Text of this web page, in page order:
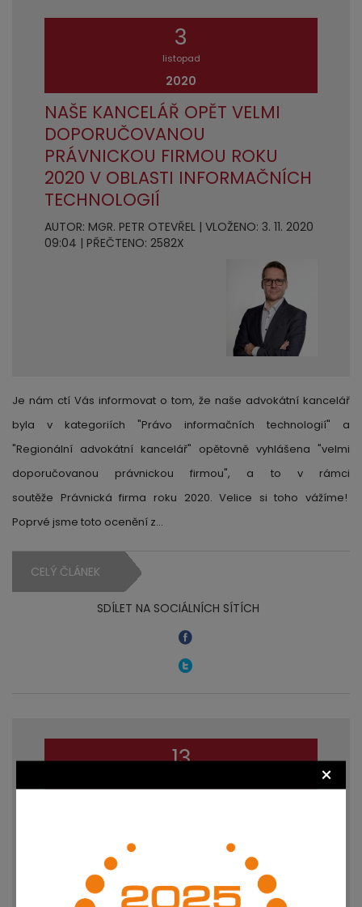
×
3
listopad
2020
NAŠE KANCELÁŘ OPĚT VELMI
DOPORUČOVANOU
PRÁVNICKOU FIRMOU ROKU
2020 V OBLASTI INFORMAČNÍCH
TECHNOLOGIÍ
AUTOR: MGR. PETR OTEVŘEL | VLOŽENO: 3. 11. 2020
09:04 | PŘEČTENO: 2582X
Je nám ctí Vás informovat o tom, že naše advokátní kancelář
byla v kategoriích "Právo informačních technologií" a
"Regionální advokátní kancelář" opětovně vyhlášena "velmi
doporučovanou právnickou firmou", a to v rámci
soutěže Právnická firma roku 2020. Velice si toho vážíme!
Poprvé jsme toto ocenění z…
CELÝ ČLÁNEK
SDÍLET NA SOCIÁLNÍCH SÍTÍCH
13
SOFTWARU
AUTOR: JUDR. LUKÁŠ JANSA | VLOŽENO: 13. 9. 2020
17:55 | PŘEČTENO: 5078X